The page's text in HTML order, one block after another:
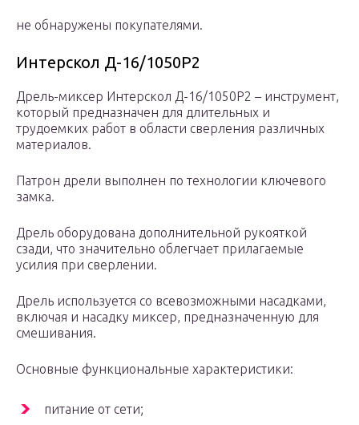
не обнаружены покупателями.
Интерскол Д-16/1050Р2
Дрель-миксер Интерскол Д-16/1050Р2 – инструмент,
который предназначен для длительных и
трудоемких работ в области сверления различных
материалов.
Патрон дрели выполнен по технологии ключевого
замка.
Дрель оборудована дополнительной рукояткой
сзади, что значительно облегчает прилагаемые
усилия при сверлении.
Дрель используется со всевозможными насадками,
включая и насадку миксер, предназначенную для
смешивания.
Основные функциональные характеристики:
питание от сети;